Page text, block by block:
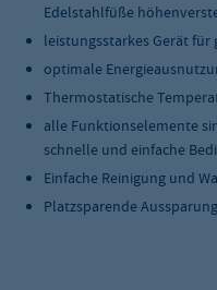
Edelstahlfüße
leistungsstarkes Gerät für
optimale
Thermostatische
alle Funktionselemente
schnelle und einfache
Einfache Reinigung und
Platzsparende